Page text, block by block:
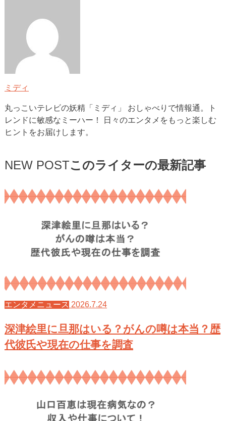
ミディ
丸っこいテレビの妖精「ミディ」 おしゃべりで情報通。ト
レンドに敏感なミーハー！ 日々のエンタメをもっと楽しむ
ヒントをお届けします。
NEW POSTこのライターの最新記事
エンタメニュース 2026.7.24
深津絵里に旦那はいる？がんの噂は本当？歴
代彼氏や現在の仕事を調査